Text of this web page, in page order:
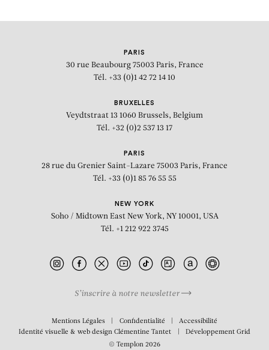
PARIS
30 rue Beaubourg 75003 Paris, France
Tél. +33 (0)1 42 72 14 10
BRUXELLES
Veydtstraat 13 1060 Brussels, Belgium
Tél. +32 (0)2 537 13 17
PARIS
28 rue du Grenier Saint-Lazare 75003 Paris, France
Tél. +33 (0)1 85 76 55 55
NEW YORK
Soho / Midtown East New York, NY 10001, USA
Tél. +1 212 922 3745
S’inscrire à notre newsletter
Mentions Légales Confidentialité
Accessibilité
Identité visuelle & web designClémentine Tantet Développement Grid
© Templon 2026